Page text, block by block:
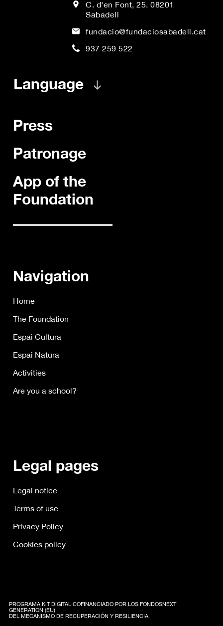
C. d'en Font, 25. 08201
Sabadell
fundacio@fundaciosabadell.cat
937 259 522
Navigation
Home
The Foundation
Espai Cultura
Espai Natura
Activities
Are you a school?
Legal pages
Legal notice
Terms of use
Privacy Policy
Cookies policy
Press
Patronage
App of the
Foundation
Language
PROGRAMA KIT DIGITAL COFINANCIADO POR LOS FONDOSNEXT
GENERATION (EU)
DEL MECANISMO DE RECUPERACIÓN Y RESILIENCIA.